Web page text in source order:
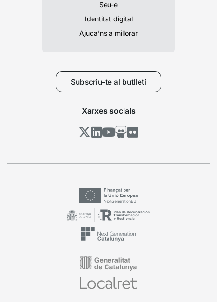
Seu-e
Identitat digital
Ajuda’ns a millorar
Subscriu-te al butlletí
Xarxes socials